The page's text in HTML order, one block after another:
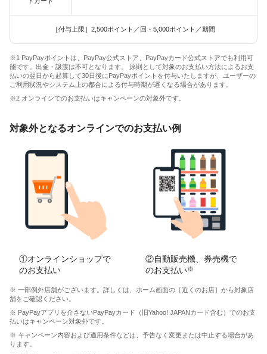
［付与上限］2,500ポイント／回・5,000ポイント／期間
※1 PayPayポイントは、PayPay公式ストア、PayPayカード公式ストアでも利用可
能です。出金・譲渡は不可となります。 原則として対象のお支払い方法によるお支
払いの翌日から起算して30日後にPayPayポイントを付与いたしますが、ユーザーの
ご利用状況やシステム上の都合による付与時期が遅くなる場合があります。
※2 オンラインでのお支払いはキャンペーンの対象外です。
対象外となるオンラインでのお支払い例
①オンラインショップで
のお支払い
②自動販売機、券売機で
のお支払い※
※ 一部例外店舗がございます。詳しくは、ホーム画面の［近くのお店］から対象店
舗をご確認ください。
※ PayPayアプリを介さないPayPayカード（旧Yahoo! JAPANカード含む）でのお支
払いはキャンペーン対象外です。
※ キャンペーン内容および適用条件などは、予告なく変更または中止する場合があ
ります。